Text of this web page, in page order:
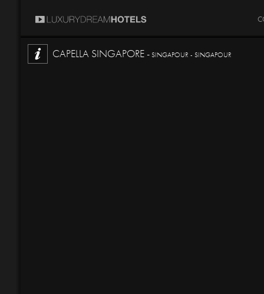
CAPELLA SINGAPORE -SINGAPOUR - SINGAPOUR